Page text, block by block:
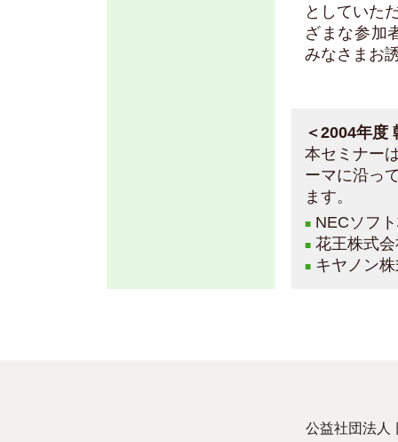
としていた
ざまな参加
みなさまお
＜2004年度
本セミナー
ーマに沿っ
ます。
■ NECソフ
■ 花王株式
■ キヤノン
公益社団法人